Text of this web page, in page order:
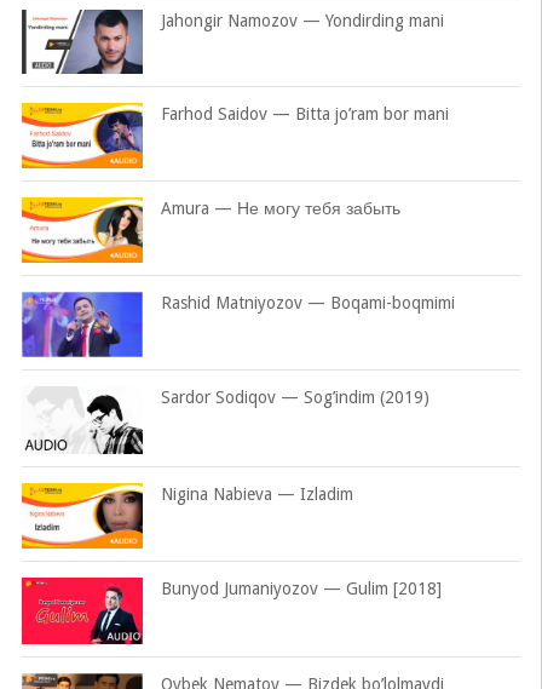
Jahongir Namozov — Yondirding mani
Farhod Saidov — Bitta jo’ram bor mani
Amura — Не могу тебя забыть
Rashid Matniyozov — Boqami-boqmimi
Sardor Sodiqov — Sog’indim (2019)
Nigina Nabieva — Izladim
Bunyod Jumaniyozov — Gulim [2018]
Oybek Nematov — Bizdek bo’lolmaydi